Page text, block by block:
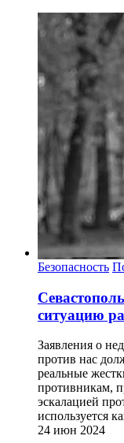
Безопасность
ситуацию
Заявления о
против нас
реальные
противникам,
эскалацией
используется
24 июн 2024